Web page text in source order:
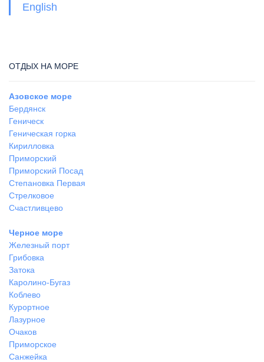
English
ОТДЫХ НА МОРЕ
Азовское море
Бердянск
Геническ
Геническая горка
Кирилловка
Приморский
Приморский Посад
Степановка Первая
Стрелковое
Счастливцево
Черное море
Железный порт
Грибовка
Затока
Каролино-Бугаз
Коблево
Курортное
Лазурное
Очаков
Приморское
Санжейка